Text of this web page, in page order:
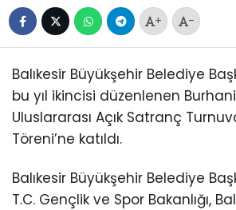
+ -
Balıkesir Büyükşehir Belediye
bu yıl ikincisi düzenlenen
Uluslararası Açık Satranç
Töreni’ne katıldı.
Balıkesir Büyükşehir Belediye
T.C. Gençlik ve Spor Bakanlığı,